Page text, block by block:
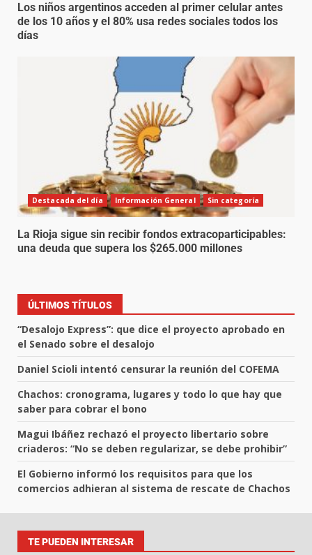
Los niños argentinos acceden al primer celular antes
de los 10 años y el 80% usa redes sociales todos los
días
Destacada del día Información General Sin categoría
La Rioja sigue sin recibir fondos extracoparticipables:
una deuda que supera los $265.000 millones
ÚLTIMOS TÍTULOS
“Desalojo Express”: que dice el proyecto aprobado en
el Senado sobre el desalojo
Daniel Scioli intentó censurar la reunión del COFEMA
Chachos: cronograma, lugares y todo lo que hay que
saber para cobrar el bono
Magui Ibáñez rechazó el proyecto libertario sobre
criaderos: “No se deben regularizar, se debe prohibir”
El Gobierno informó los requisitos para que los
comercios adhieran al sistema de rescate de Chachos
TE PUEDEN INTERESAR